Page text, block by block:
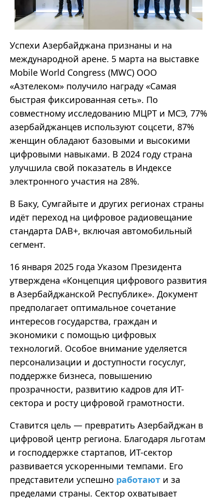
Успехи Азербайджана признаны и на
международной арене. 5 марта на выставке
Mobile World Congress (MWC) ООО
«Азтелеком» получило награду «Самая
быстрая фиксированная сеть». По
совместному исследованию МЦРТ и МСЭ, 77%
азербайджанцев используют соцсети, 87%
женщин обладают базовыми и высокими
цифровыми навыками. В 2024 году страна
улучшила свой показатель в Индексе
электронного участия на 28%.
В Баку, Сумгайыте и других регионах страны
идёт переход на цифровое радиовещание
стандарта DAB+, включая автомобильный
сегмент.
16 января 2025 года Указом Президента
утверждена «Концепция цифрового развития
в Азербайджанской Республике». Документ
предполагает оптимальное сочетание
интересов государства, граждан и
экономики с помощью цифровых
технологий. Особое внимание уделяется
персонализации и доступности госуслуг,
поддержке бизнеса, повышению
прозрачности, развитию кадров для ИТ-
сектора и росту цифровой грамотности.
Ставится цель — превратить Азербайджан в
цифровой центр региона. Благодаря льготам
и господдержке стартапов, ИТ-сектор
развивается ускоренными темпами. Его
представители успешно работают и за
пределами страны. Сектор охватывает